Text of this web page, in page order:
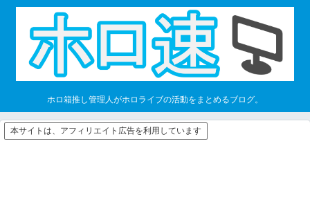
ホロ箱推し管理人がホロライブの活動をまとめるブログ。
本サイトは、アフィリエイト広告を利用しています